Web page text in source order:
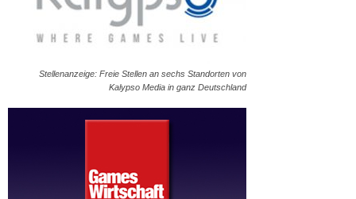
Stellenanzeige: Freie Stellen an sechs Standorten von
Kalypso Media in ganz Deutschland